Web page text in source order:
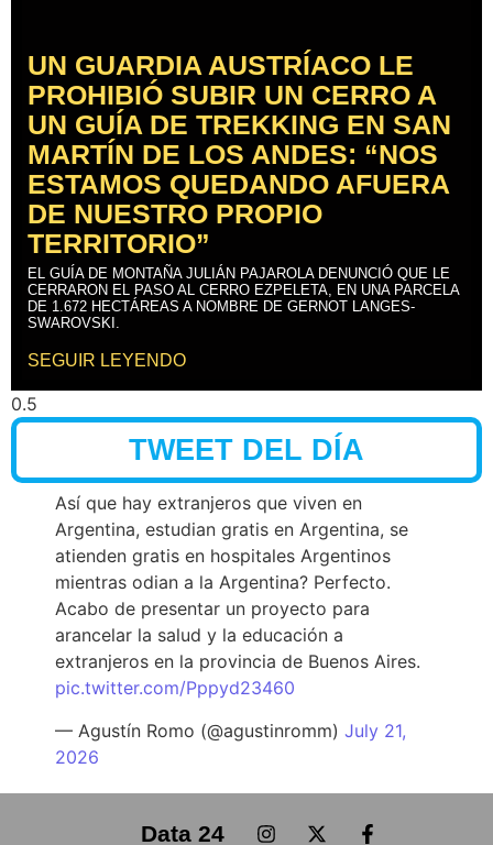
UN GUARDIA AUSTRÍACO LE
PROHIBIÓ SUBIR UN CERRO A
UN GUÍA DE TREKKING EN SAN
MARTÍN DE LOS ANDES: “NOS
ESTAMOS QUEDANDO AFUERA
DE NUESTRO PROPIO
TERRITORIO”
EL GUÍA DE MONTAÑA JULIÁN PAJAROLA DENUNCIÓ QUE LE
CERRARON EL PASO AL CERRO EZPELETA, EN UNA PARCELA
DE 1.672 HECTÁREAS A NOMBRE DE GERNOT LANGES-
SWAROVSKI.
SEGUIR LEYENDO
TWEET DEL DÍA
Así que hay extranjeros que viven en
Argentina, estudian gratis en Argentina, se
atienden gratis en hospitales Argentinos
mientras odian a la Argentina? Perfecto.
Acabo de presentar un proyecto para
arancelar la salud y la educación a
extranjeros en la provincia de Buenos Aires.
pic.twitter.com/Pppyd23460
— Agustín Romo (@agustinromm) July 21,
2026
Data 24